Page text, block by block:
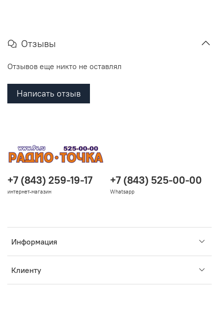
Отзывы
Отзывов еще никто не оставлял
Написать отзыв
Информация
Клиенту
+7 (843) 259-19-17
интернет-магазин
+7 (843) 525-00-00
Whatsapp